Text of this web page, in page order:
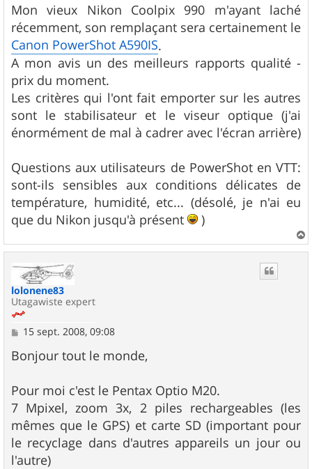
s
s
a
g
e
Mon vieux Nikon Coolpix 990 m'ayant laché
récemment, son remplaçant sera certainement le
Canon PowerShot A590IS.
A mon avis un des meilleurs rapports qualité -
prix du moment.
Les critères qui l'ont fait emporter sur les autres
sont le stabilisateur et le viseur optique (j'ai
énormément de mal à cadrer avec l'écran arrière)
Questions aux utilisateurs de PowerShot en VTT:
sont-ils sensibles aux conditions délicates de
température, humidité, etc... (désolé, je n'ai eu
que du Nikon jusqu'à présent
)
a
lolonene83
Utagawiste expert
M
s
s
g
e
15 sept. 2008, 09:08
Bonjour tout le monde,
Pour moi c'est le Pentax Optio M20.
7 Mpixel, zoom 3x, 2 piles rechargeables (les
mêmes que le GPS) et carte SD (important pour
le recyclage dans d'autres appareils un jour ou
l'autre)